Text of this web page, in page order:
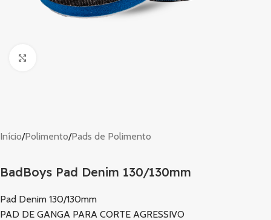
Início/Polimento/Pads de Polimento
BadBoys Pad Denim 130/130mm
Pad Denim 130/130mm
PAD DE GANGA PARA CORTE AGRESSIVO